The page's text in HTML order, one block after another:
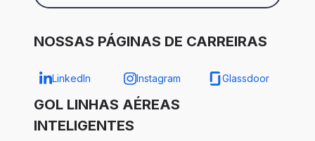
NOSSAS PÁGINAS DE CARREIRAS
LinkedIn Instagram Glassdoor
GOL LINHAS AÉREAS
INTELIGENTES